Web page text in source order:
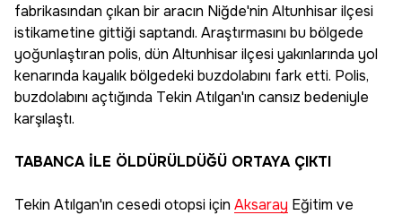
fabrikasından çıkan bir aracın Niğde'nin Altunhisar ilçesi
istikametine gittiği saptandı. Araştırmasını bu bölgede
yoğunlaştıran polis, dün Altunhisar ilçesi yakınlarında yol
kenarında kayalık bölgedeki buzdolabını fark etti. Polis,
buzdolabını açtığında Tekin Atılgan'ın cansız bedeniyle
karşılaştı.
TABANCA İLE ÖLDÜRÜLDÜĞÜ ORTAYA ÇIKTI
Tekin Atılgan'ın cesedi otopsi için Aksaray Eğitim ve